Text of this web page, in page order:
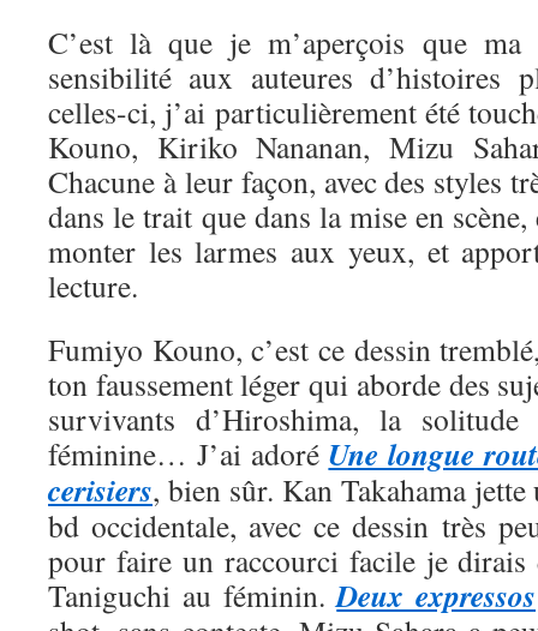
C’est là que je m’aperçois que
sensibilité aux auteures d’histoires
celles-ci, j’ai particulièrement été
Kouno, Kiriko Nananan, Mizu
Chacune à leur façon, avec des styles
dans le trait que dans la mise en
monter les larmes aux yeux, et
lecture.
Fumiyo Kouno, c’est ce dessin
ton faussement léger qui aborde des
survivants d’Hiroshima, la
féminine… J’ai adoré Une longue
cerisiers, bien sûr. Kan Takahama
bd occidentale, avec ce dessin très
pour faire un raccourci facile je dirais
Taniguchi au féminin.Deux expressos